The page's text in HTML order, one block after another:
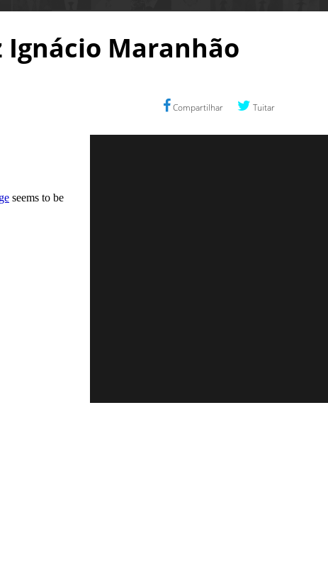
Maranhão
Compartilhar Tuitar